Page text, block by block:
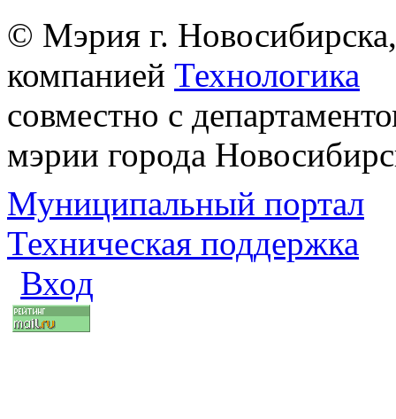
© Мэрия г.
компанией Технологика
совместно с
мэрии города
Муниципальный портал
Техническая поддержка
Вход